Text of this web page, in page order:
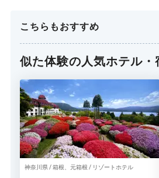
こちらもおすすめ
似た体験の人気ホテル・
神奈川県 / 箱根、元箱根 / リゾートホテル